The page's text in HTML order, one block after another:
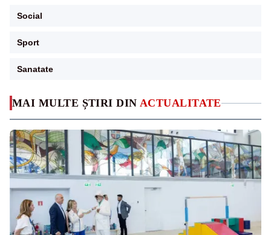
MAI MULTE ȘTIRI DIN ACTUALITATE
Social
Sport
Sanatate